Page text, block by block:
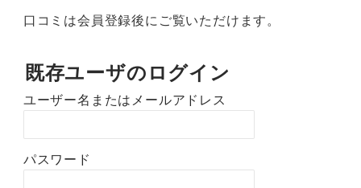
口コミは会員登録後にご覧いただけます。
既存ユーザのログイン
ユーザー名またはメールアドレス
パスワード